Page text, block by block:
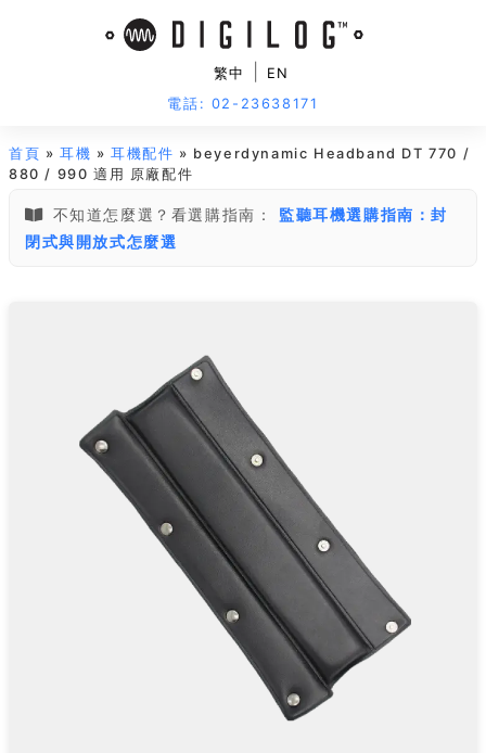
繁中
EN
電話: 02-23638171
首頁 »耳機 »耳機配件 » beyerdynamic Headband DT 770 /
880 / 990 適用 原廠配件
不知道怎麼選？看選購指南：
監聽耳機選購指南：封
閉式與開放式怎麼選